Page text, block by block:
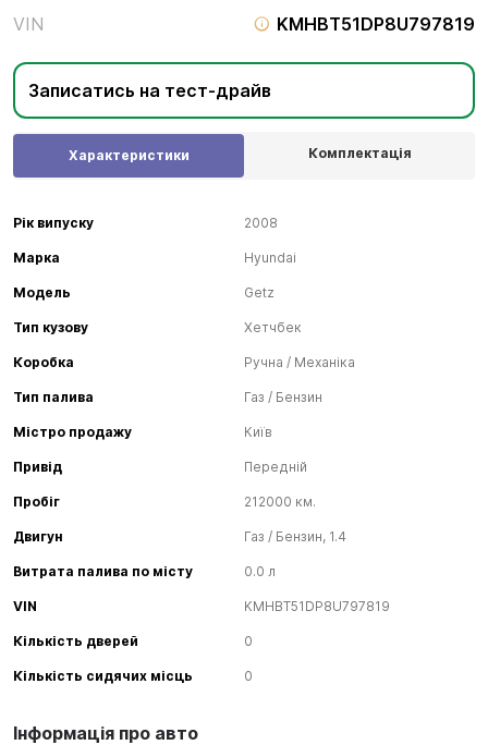
VIN
KMHBT51DP8U797819
Записатись на тест-драйв
Інформація про авто
Характеристики Комплектація
Рік випуску 2008
Марка Hyundai
Модель Getz
Тип кузову Хетчбек
Коробка Ручна / Механіка
Тип палива Газ / Бензин
Містро продажу Київ
Привід Передній
Пробіг 212000 км.
Двигун Газ / Бензин, 1.4
Витрата палива по місту 0.0 л
VIN KMHBT51DP8U797819
Кількість дверей 0
Кількість сидячих місць 0